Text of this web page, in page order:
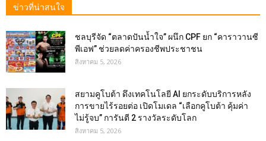
ข่าวที่น่าสนใจ
ชลบุรีจัด “ตลาดปันน้ำใจ” ผนึก CPF ยก “คาราวานซี
พีเอฟ” ช่วยลดค่าครองชีพประชาชน
สิงหาคม 5, 2026
สยามคูโบต้า ดึงเทคโนโลยี AI ยกระดับบริการหลัง
การขายไร้รอยต่อ เปิดโมเดล “เลือกคูโบต้า คุ้มค่า
ไม่รู้จบ” การันตี 2 รางวัลระดับโลก
สิงหาคม 5, 2026